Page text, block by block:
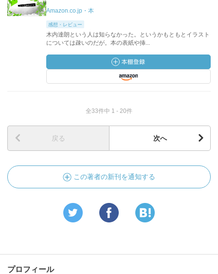
Amazon.co.jp・本
感想・レビュー
木内達朗という人は知らなかった。というかもともとイラスト
については疎いのだが。本の表紙や挿...
全33件中 1 - 20件
戻る 次へ
この著者の新刊を通知する
プロフィール